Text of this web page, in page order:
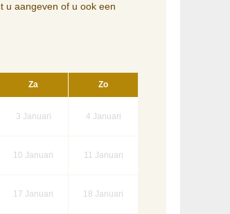
u aangeven of u ook een
Za Zo
3 Januari 4 Januari
10 Januari 11 Januari
17 Januari 18 Januari